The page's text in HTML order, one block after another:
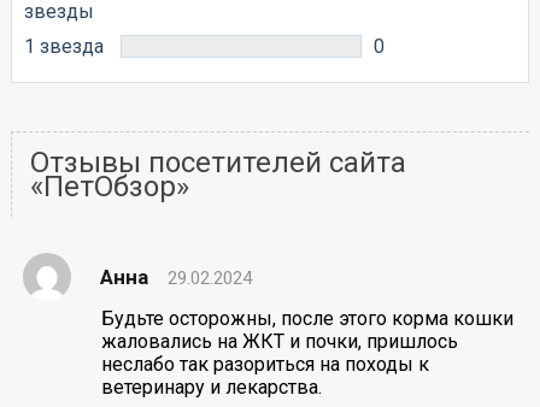
звезды
1 звезда 0
Отзывы посетителей сайта
«ПетОбзор»
Анна 29.02.2024
Будьте осторожны, после этого корма кошки
жаловались на ЖКТ и почки, пришлось
неслабо так разориться на походы к
ветеринару и лекарства.